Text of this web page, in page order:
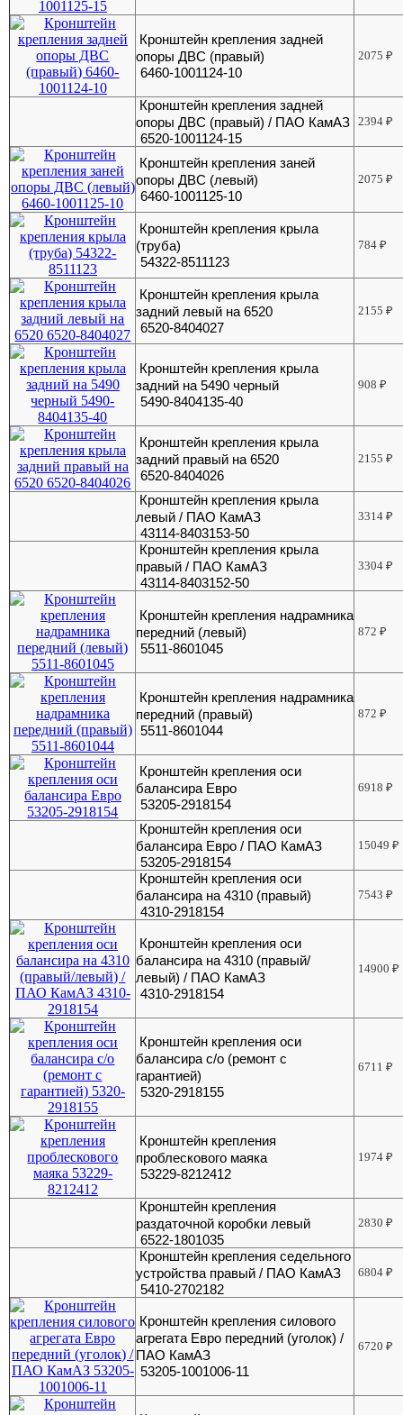
Кронштейн крепления задней
опоры ДВС (правый)
6460-1001124-10
2075₽
Кронштейн крепления задней
опоры ДВС (правый) / ПАО КамАЗ
6520-1001124-15
2394₽
Кронштейн крепления заней
опоры ДВС (левый)
6460-1001125-10
2075₽
Кронштейн крепления крыла
(труба)
54322-8511123
784₽
Кронштейн крепления крыла
задний левый на 6520
6520-8404027
2155₽
Кронштейн крепления крыла
задний на 5490 черный
5490-8404135-40
908₽
Кронштейн крепления крыла
задний правый на 6520
6520-8404026
2155₽
Кронштейн крепления крыла
левый / ПАО КамАЗ
43114-8403153-50
3314₽
Кронштейн крепления крыла
правый / ПАО КамАЗ
43114-8403152-50
3304₽
Кронштейн крепления надрамника
передний (левый)
5511-8601045
872₽
Кронштейн крепления надрамника
передний (правый)
5511-8601044
872₽
Кронштейн крепления оси
балансира Евро
53205-2918154
6918₽
Кронштейн крепления оси
балансира Евро / ПАО КамАЗ
53205-2918154
15049₽
Кронштейн крепления оси
балансира на 4310 (правый)
4310-2918154
7543₽
Кронштейн крепления оси
балансира на 4310 (правый/
левый) / ПАО КамАЗ
4310-2918154
14900₽
Кронштейн крепления оси
балансира с/о (ремонт с
гарантией)
5320-2918155
6711₽
Кронштейн крепления
проблескового маяка
53229-8212412
1974₽
Кронштейн крепления
раздаточной коробки левый
6522-1801035
2830₽
Кронштейн крепления седельного
устройства правый / ПАО КамАЗ
5410-2702182
6804₽
Кронштейн крепления силового
агрегата Евро передний (уголок) /
ПАО КамАЗ
53205-1001006-11
6720₽